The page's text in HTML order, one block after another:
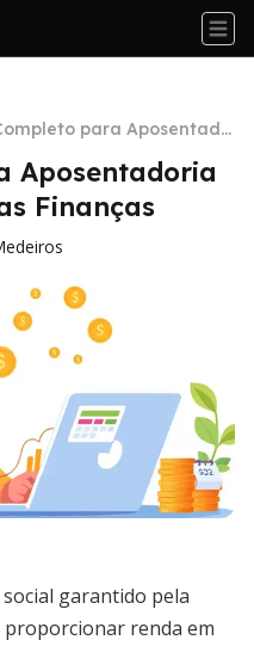
para Aposentado
Organize Suas Finança
Aposentadoria
Finanças
garantido pela
proporcionar renda em